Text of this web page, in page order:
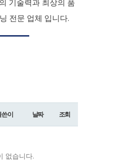
기술력과 최상의 품
전문 업체 입니다.
쓴이 날짜 조회
없습니다.